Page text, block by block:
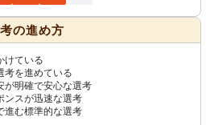
の進め方
けている
考を進めている
が明確で安心な選考
ンスが迅速な選考
進む標準的な選考